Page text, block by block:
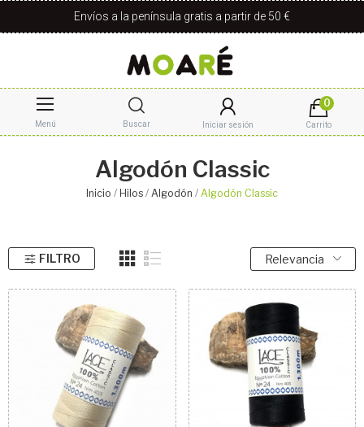
Envíos a la península gratis a partir de 50 €
Menú Buscar Iniciar sesión
0
Carrito
Algodón Classic
Inicio Hilos Algodón Algodón Classic
FILTRO Relevancia